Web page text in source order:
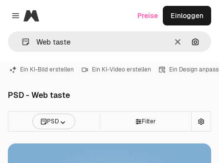
Close menu
Magnific
LöschenNach
Preise Einloggen
Ein KI-Bild erstellen Ein KI-Video erstellen Ein Design
PSD - Web taste
PSD Filter